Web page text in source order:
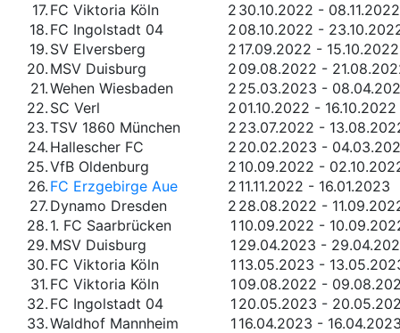
17. FC Viktoria Köln 2 30.10.2022 - 08.11.2022
18. FC Ingolstadt 04 2 08.10.2022 -
19. SV Elversberg 2 17.09.2022 - 15.10.2022
20. MSV Duisburg 2 09.08.2022 -
21.Wehen Wiesbaden 2 25.03.2023 -
22. SC Verl 2 01.10.2022 - 16.10.2022
23.TSV 1860 München 2 23.07.2022 -
24. Hallescher FC 2 20.02.2023 -
25.VfB Oldenburg 2 10.09.2022 -
26. FC Erzgebirge Aue 2 11.11.2022 - 16.01.2023
27. Dynamo Dresden 2 28.08.2022 -
28. 1. FC Saarbrücken 1 10.09.2022 -
29. MSV Duisburg 1 29.04.2023 -
30. FC Viktoria Köln 1 13.05.2023 -
31. FC Viktoria Köln 1 09.08.2022 -
32. FC Ingolstadt 04 1 20.05.2023 -
33.Waldhof Mannheim 1 16.04.2023 -